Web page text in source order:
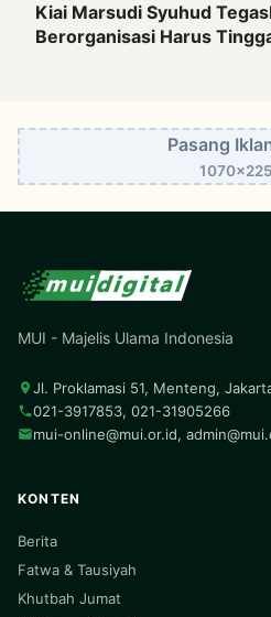
Kiai Marsudi Syuhud
Berorganisasi Harus
Pasang
MUI - Majelis Ulama Indonesia
Jl. Proklamasi 51, Menteng,
021-3917853, 021-31905266
mui-online@mui.or.id,
KONTEN
Berita
Fatwa & Tausiyah
Khutbah Jumat